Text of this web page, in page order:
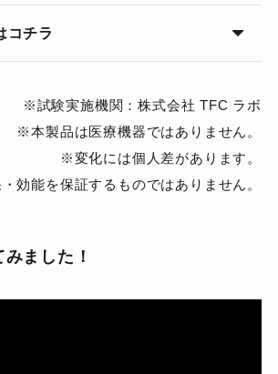
コチラ
※試験実施機関：株式会社 TFC ラボ
※本製品は医療機器ではありません。
※変化には個人差があります。
効能を保証するものではありません。
ました！